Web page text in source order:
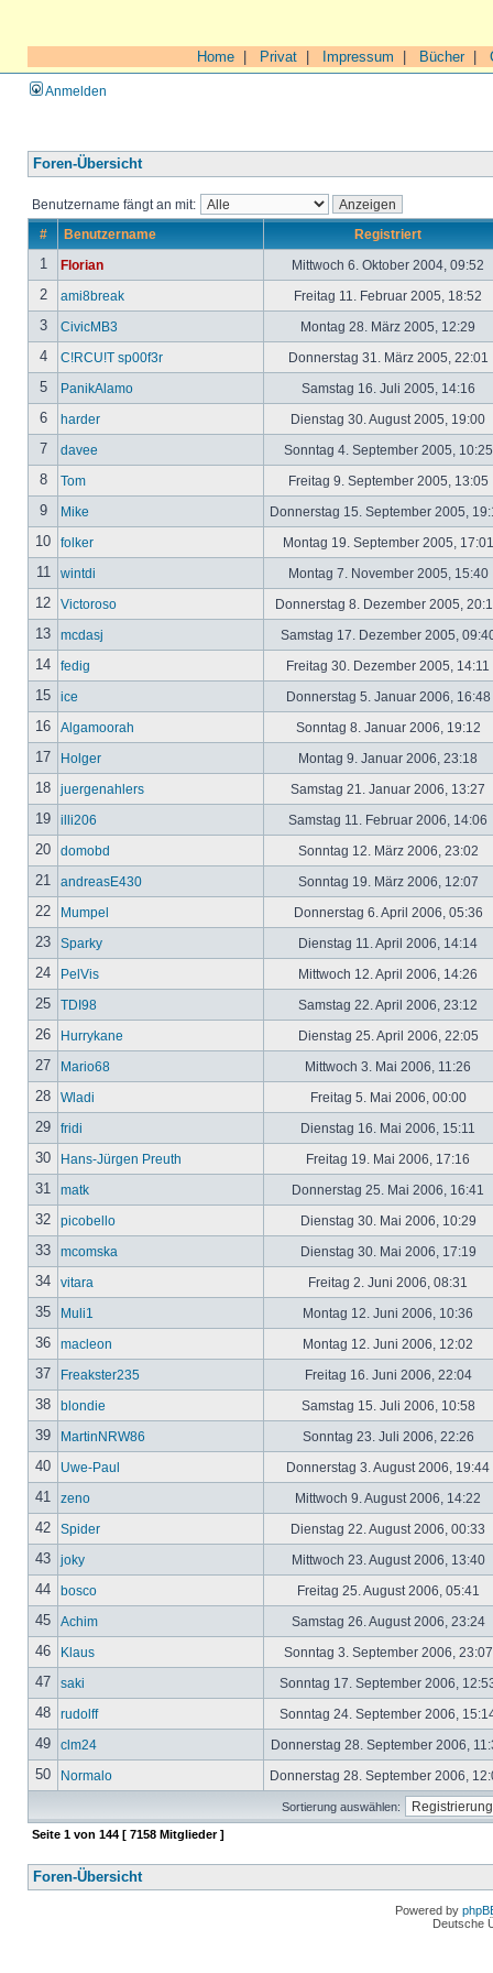
Home Privat Impressum Bücher|
Anmelden
Foren-Übersicht
Benutzername fängt an mit:
# Benutzername Registriert
1 Florian Mittwoch 6. Oktober 2004, 09:52
2 ami8break Freitag 11. Februar 2005, 18:52
3 CivicMB3 Montag 28. März 2005, 12:29
4 C!RCU!T sp00f3r Donnerstag 31. März 2005, 22:01
5 PanikAlamo Samstag 16. Juli 2005, 14:16
6 harder Dienstag 30. August 2005, 19:00
7 davee Sonntag 4. September 2005,
8 Tom Freitag 9. September 2005, 13:05
9 Mike Donnerstag 15. September 2005,
10 folker Montag 19. September 2005,
11 wintdi Montag 7. November 2005, 15:40
12 Victoroso Donnerstag 8. Dezember 2005,
13 mcdasj Samstag 17. Dezember 2005,
14 fedig Freitag 30. Dezember 2005, 14:11
15 ice Donnerstag 5. Januar 2006, 16:48
16 Algamoorah Sonntag 8. Januar 2006, 19:12
17 Holger Montag 9. Januar 2006, 23:18
18 juergenahlers Samstag 21. Januar 2006, 13:27
19 illi206 Samstag 11. Februar 2006, 14:06
20 domobd Sonntag 12. März 2006, 23:02
21 andreasE430 Sonntag 19. März 2006, 12:07
22 Mumpel Donnerstag 6. April 2006, 05:36
23 Sparky Dienstag 11. April 2006, 14:14
24 PelVis Mittwoch 12. April 2006, 14:26
25 TDI98 Samstag 22. April 2006, 23:12
26 Hurrykane Dienstag 25. April 2006, 22:05
27 Mario68 Mittwoch 3. Mai 2006, 11:26
28 Wladi Freitag 5. Mai 2006, 00:00
29 fridi Dienstag 16. Mai 2006, 15:11
30 Hans-Jürgen Preuth Freitag 19. Mai 2006, 17:16
31 matk Donnerstag 25. Mai 2006, 16:41
32 picobello Dienstag 30. Mai 2006, 10:29
33 mcomska Dienstag 30. Mai 2006, 17:19
34 vitara Freitag 2. Juni 2006, 08:31
35 Muli1 Montag 12. Juni 2006, 10:36
36 macleon Montag 12. Juni 2006, 12:02
37 Freakster235 Freitag 16. Juni 2006, 22:04
38 blondie Samstag 15. Juli 2006, 10:58
39 MartinNRW86 Sonntag 23. Juli 2006, 22:26
40 Uwe-Paul Donnerstag 3. August 2006, 19:44
41 zeno Mittwoch 9. August 2006, 14:22
42 Spider Dienstag 22. August 2006, 00:33
43 joky Mittwoch 23. August 2006, 13:40
44 bosco Freitag 25. August 2006, 05:41
45 Achim Samstag 26. August 2006, 23:24
46 Klaus Sonntag 3. September 2006,
47 saki Sonntag 17. September 2006,
48 rudolff Sonntag 24. September 2006,
49 clm24 Donnerstag 28. September 2006,
50 Normalo Donnerstag 28. September 2006,
Sortierung auswählen:
Seite 1 von 144 [ 7158 Mitglieder ]
Foren-Übersicht
Powered by
Deutsche